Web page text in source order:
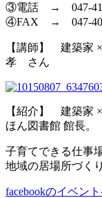
③電話 → 047-
④FAX → 047-
【講師】 建築家
孝 さん
【紹介】 建築家
ほん図書館 館長。
子育てできる仕事
地域の居場所づく
facebookのイベン